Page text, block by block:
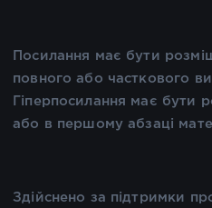
Посилання має бути
повного або часткового
Гіперпосилання має бути
або в першому абзаці
Здійснено за підтримки